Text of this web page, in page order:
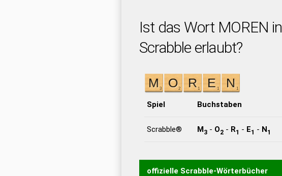
Ist das Wort MOREN in
Scrabble erlaubt?
Spiel Buchstaben
Scrabble® M3- O2- R1 - E1 - N1
offizielle Scrabble-Wörterbücher